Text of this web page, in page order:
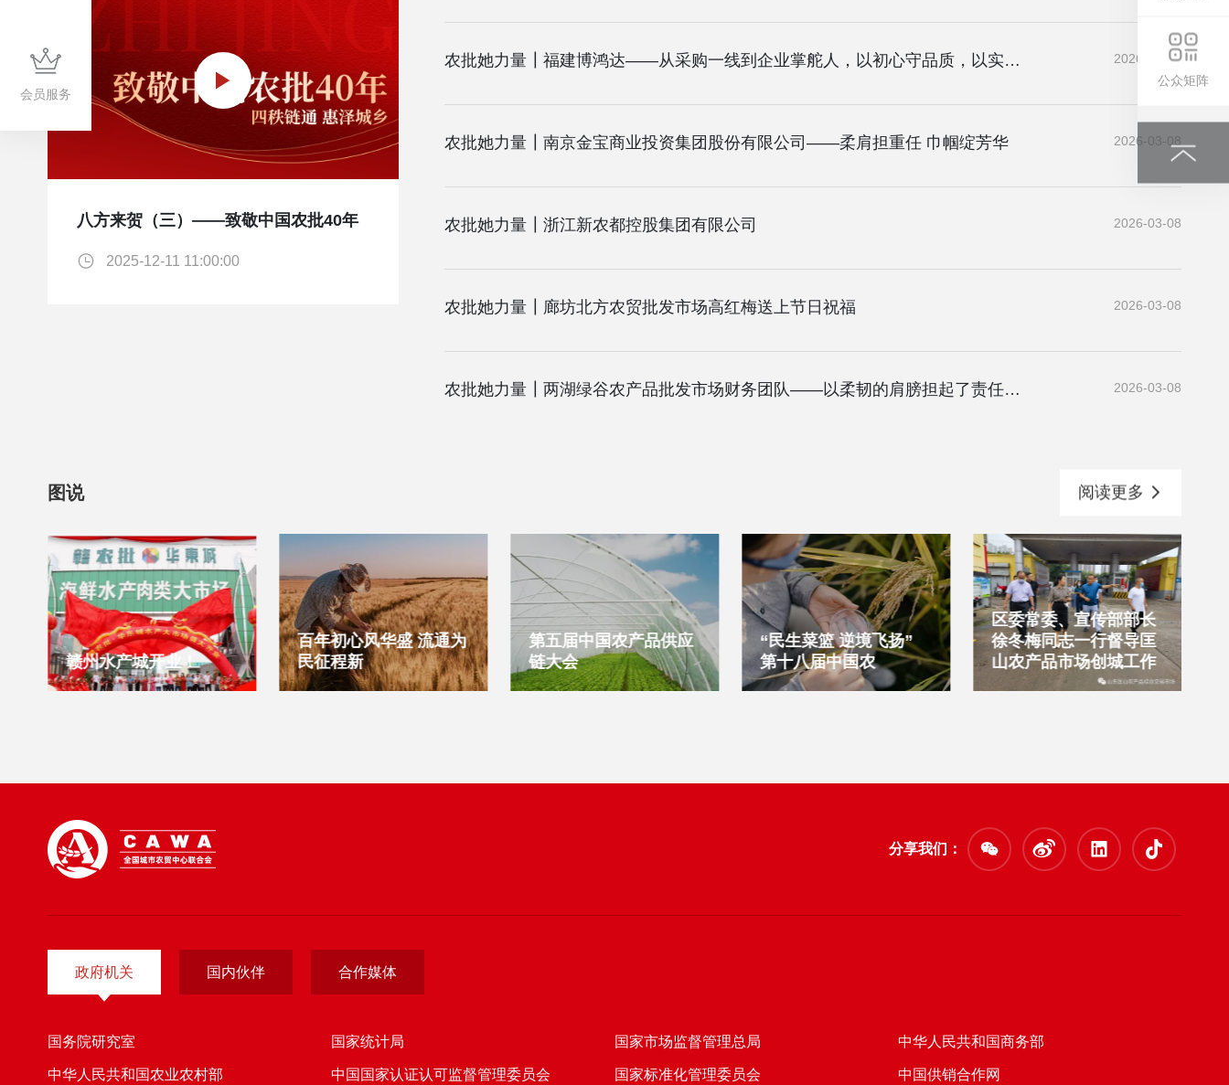
八方来贺（三）——致敬中国农批40年
2025-12-11 11:00:00
2026-03-09
农批她力量┃福建博鸿达——从采购一线到企业掌舵人，以初心守品质，以实干绽芳华
2026-03-08
农批她力量┃南京金宝商业投资集团股份有限公司——柔肩担重任 巾帼绽芳华
2026-03-08
农批她力量┃浙江新农都控股集团有限公司
2026-03-08
农批她力量┃廊坊北方农贸批发市场高红梅送上节日祝福
2026-03-08
农批她力量┃两湖绿谷农产品批发市场财务团队——以柔韧的肩膀担起了责任与静好
图说 阅读更多
赣州水产城开业！
百年初心风华盛 流通为
民征程新
第五届中国农产品供应
链大会
“民生菜篮 逆境飞扬”
第十八届中国农
区委常委、宣传部部长
徐冬梅同志一行督导匡
山农产品市场创城工作
分享我们：
政府机关 国内伙伴 合作媒体
国务院研究室 国家统计局 国家市场监督管理总局 中华人民共和国商务部
中华人民共和国农业农村部 中国国家认证认可监督管理委员会 国家标准化管理委员会 中国供销合作网
会员服务
公众矩阵